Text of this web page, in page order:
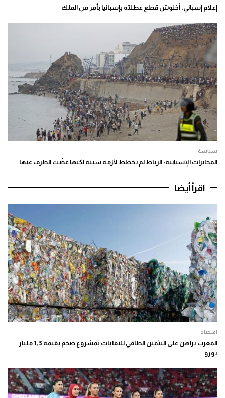
إعلام إسباني: أخنوش قطع عطلته بإسبانيا بأمر من الملك
سياسة
المخابرات الإسبانية: الرباط لم تخطط لأزمة سبتة لكنها غضّت الطرف عنها
اقرأ أيضا
اقتصاد
المغرب يراهن على التثمين الطاقي للنفايات بمشروع ضخم بقيمة 1,3 مليار
يورو